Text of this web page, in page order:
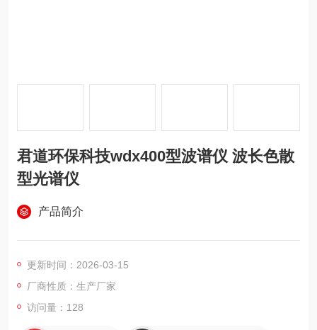
君道环保科技wdx400型波谱仪 波长色散
型光谱仪
产品简介
更新时间：2026-03-15
厂商性质：生产厂家
访问量：128